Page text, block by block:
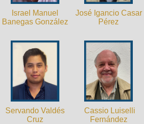
Israel Manuel
Banegas González
José Igancio Casar
Pérez
Servando Valdés
Cruz
Cassio Luiselli
Fernández